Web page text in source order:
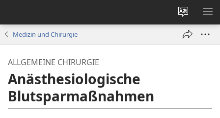
ändern
Medizin und Chirurgie
ALLGEMEINE CHIRURGIE
Anästhesiologische
Blutsparmaßnahmen